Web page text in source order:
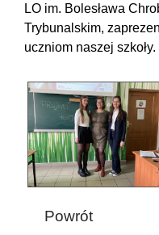
LO im. Bolesława
Trybunalskim,
uczniom naszej szkoły.
Powrót